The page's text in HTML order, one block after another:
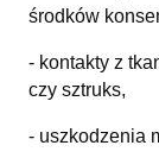
środków
- kontakty z
czy sztruks,
- uszkodzenia